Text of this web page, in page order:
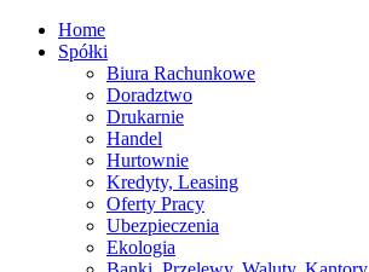
Home
Spółki
Biura Rachunkowe
Doradztwo
Drukarnie
Handel
Hurtownie
Kredyty, Leasing
Oferty Pracy
Ubezpieczenia
Ekologia